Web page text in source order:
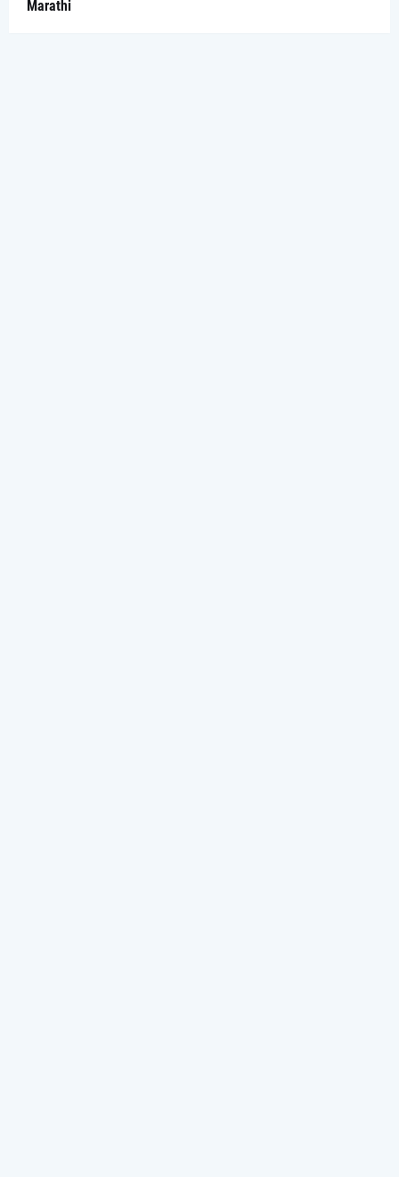
Marathi